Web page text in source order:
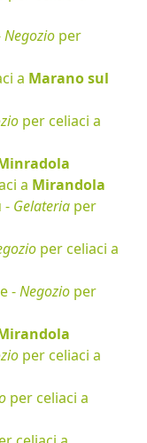
Negozio per
a Marano sul
per celiaci a
a Mirandola
- Gelateria per
per celiaci a
-Negozio per
per celiaci a
per celiaci a